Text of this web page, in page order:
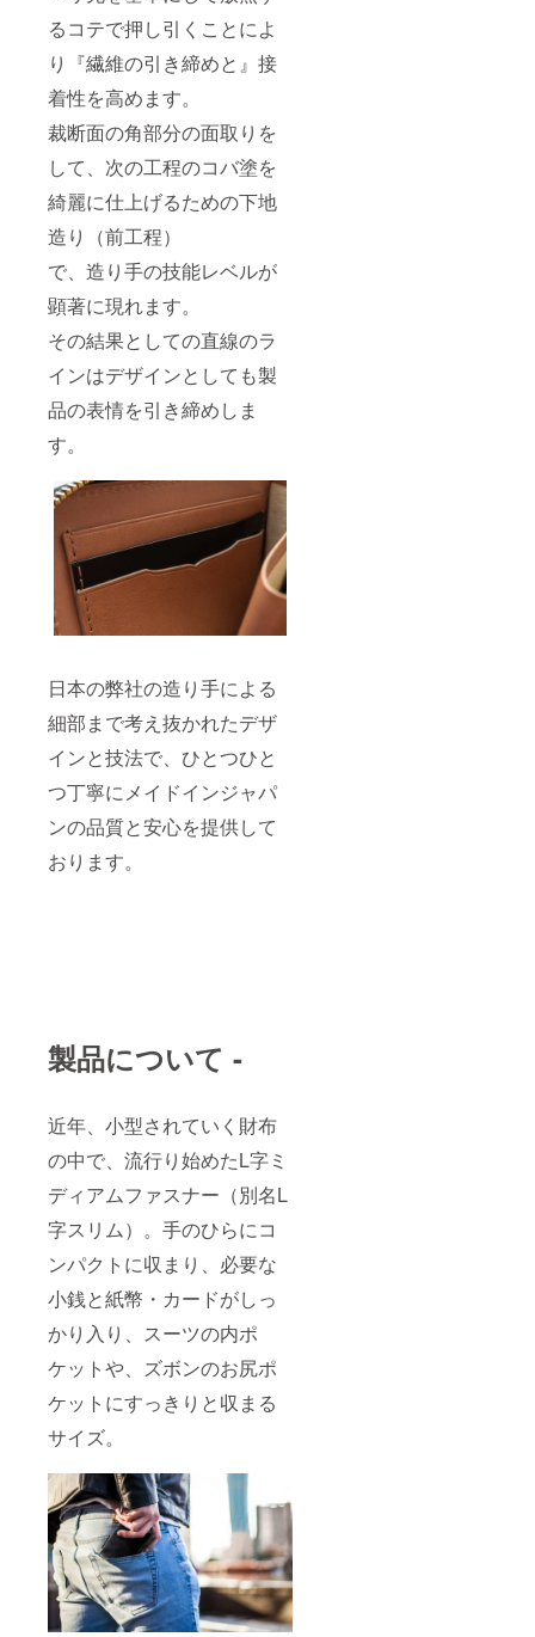
るコテで押し引くことによ
り『繊維の引き締めと』接
着性を高めます。
裁断面の角部分の面取りを
して、次の工程のコバ塗を
綺麗に仕上げるための下地
造り（前工程）
で、造り手の技能レベルが
顕著に現れます。
その結果としての直線のラ
インはデザインとしても製
品の表情を引き締めしま
す。
日本の弊社の造り手による
細部まで考え抜かれたデザ
インと技法で、ひとつひと
つ丁寧にメイドインジャパ
ンの品質と安心を提供して
おります。
製品について -
近年、小型されていく財布
の中で、流行り始めたL字ミ
ディアムファスナー（別名L
字スリム）。手のひらにコ
ンパクトに収まり、必要な
小銭と紙幣・カードがしっ
かり入り、スーツの内ポ
ケットや、ズボンのお尻ポ
ケットにすっきりと収まる
サイズ。